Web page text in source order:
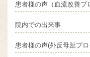
患者様の声（血流改善プ
院内での出来事
患者様の声(外反母趾プ